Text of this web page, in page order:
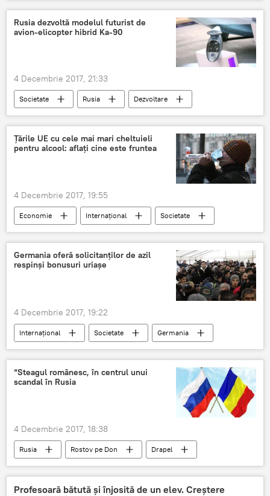
Rusia dezvoltă modelul futurist de
avion-elicopter hibrid Ka-90
4 Decembrie 2017, 21:33
Societate Rusia
Dezvoltare
avion
elicopter hibrid
Țările UE cu cele mai mari cheltuieli
pentru alcool: aflați cine este fruntea
4 Decembrie 2017, 19:55
Economie Internaţional
Societate
UE
alcool
consum
cheltuieli
rating
Germania oferă solicitanților de azil
respinși bonusuri uriaşe
4 Decembrie 2017, 19:22
Internaţional Societate
Germania
migranți
azil refuz bonus
“Steagul românesc, în centrul unui
scandal în Rusia
4 Decembrie 2017, 18:38
Rusia Rostov pe Don
Drapel
Steagul
poliție
tricolor
Scandal
Profesoară bătută şi înjosită de un elev. Creştere